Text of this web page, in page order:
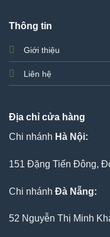
Thông tin
Giới thiệu
Liên hệ
Địa chỉ cửa hàng
Chi nhánh Hà Nội:
151 Đặng Tiến Đông,
Chi nhánh Đà Nẵng:
52 Nguyễn Thị Minh